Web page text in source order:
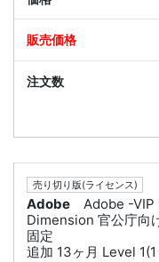
売り切り版(ライセンス)
Adobe
Adobe -VIP
Dimension 官公庁向
固定
追加 13ヶ月 Level